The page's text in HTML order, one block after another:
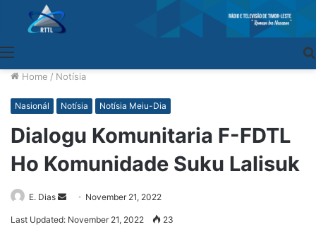
Home / Notísia
Nasionál Notísia Notísia Meiu-Dia
Dialogu Komunitaria F-FDTL
Ho Komunidade Suku Lalisuk
E. Dias
Send
an
November 21, 2022
Last Updated: November 21, 2022 23